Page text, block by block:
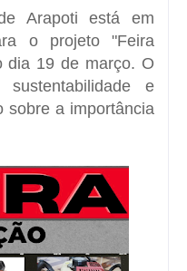
Arapoti está em
o projeto "Feira
dia 19 de março. O
e
sobre a importância